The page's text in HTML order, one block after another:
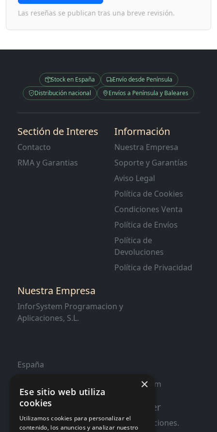
Las reseñas se publican tras una breve revisión.
Stock en España
Envío desde Península
Distribución nacional
Envíos a Península y Baleares
Sectión de Interes
Contacto
RMA y Garantias
Información
Nuestra Empresa
Soporte y Garantías
Aviso Legal
Política de Cookies
Condiciones Venta
Política de Envíos
Política de
Devoluciones
Política de Privacidad
Nuestra Empresa
InforSystem Programacion y
Aplicaciones, S.L.
España
contacto@distribucioninformatica.com
Suscribete a nuestro Newsletter
Te informaremos de ofertas y promociones.
×
Ese sitio web utiliza
cookies
Utilizamos cookies para personalizar el
contenido, los anuncios y analizar nuestro